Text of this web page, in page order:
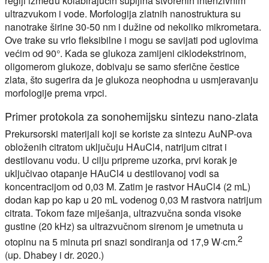
ultrazvukom i vode. Morfologija zlatnih nanostruktura su
nanotrake širine 30-50 nm i dužine od nekoliko mikrometara.
Ove trake su vrlo fleksibilne i mogu se savijati pod uglovima
većim od 90°. Kada se glukoza zamijeni ciklodekstrinom,
oligomerom glukoze, dobivaju se samo sferične čestice
zlata, što sugerira da je glukoza neophodna u usmjeravanju
morfologije prema vrpci.
Primer protokola za sonohemijsku sintezu nano-zlata
Prekursorski materijali koji se koriste za sintezu AuNP-ova
obloženih citratom uključuju HAuCl4, natrijum citrat i
destilovanu vodu. U cilju pripreme uzorka, prvi korak je
uključivao otapanje HAuCl4 u destilovanoj vodi sa
koncentracijom od 0,03 M. Zatim je rastvor HAuCl4 (2 mL)
dodan kap po kap u 20 mL vodenog 0,03 M rastvora natrijum
citrata. Tokom faze miješanja, ultrazvučna sonda visoke
gustine (20 kHz) sa ultrazvučnom sirenom je umetnuta u
otopinu na 5 minuta pri snazi sondiranja od 17,9 W·cm.2
(up. Dhabey i dr. 2020.)